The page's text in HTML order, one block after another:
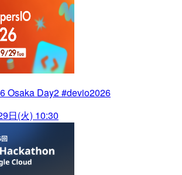
Osaka Day2 #devio2026
日(火) 10:30